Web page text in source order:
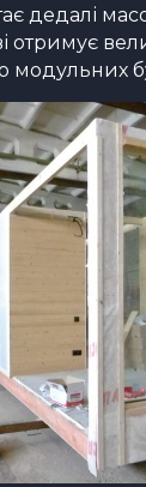
дедалі
отримує
модульних